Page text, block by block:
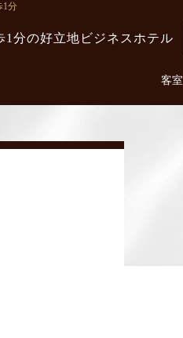
1分
1分の好立地ビジネスホテル
客室